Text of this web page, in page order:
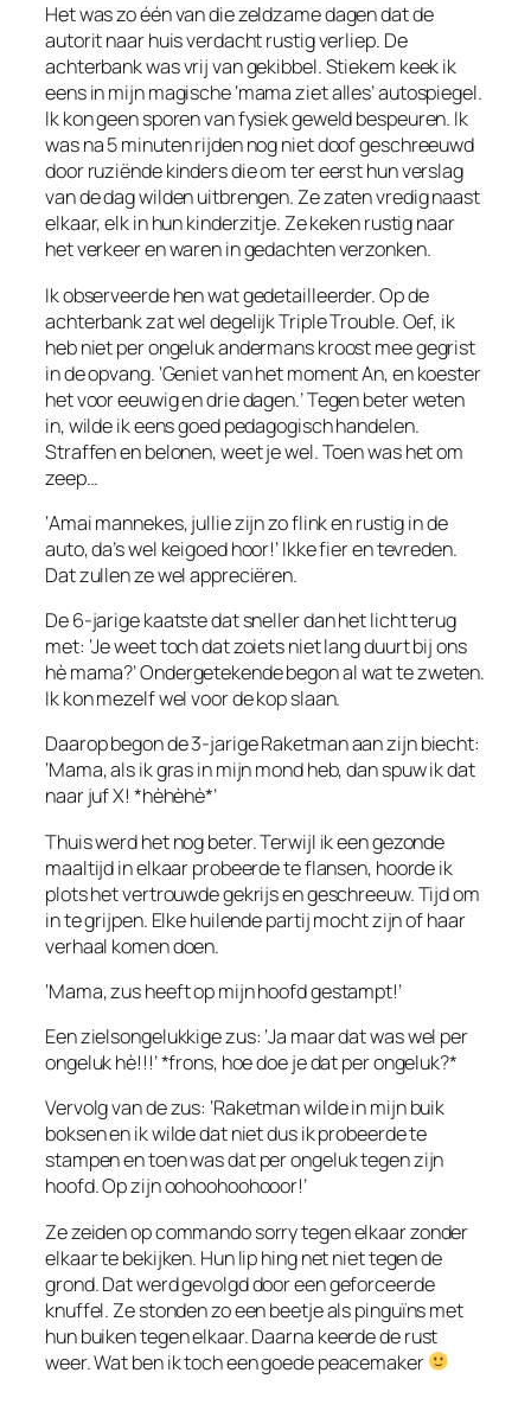
Het was zo één van die zeldzame dagen dat de
autorit naar huis verdacht rustig verliep. De
achterbank was vrij van gekibbel. Stiekem keek ik
eens in mijn magische ‘mama ziet alles’ autospiegel.
Ik kon geen sporen van fysiek geweld bespeuren. Ik
was na 5 minuten rijden nog niet doof geschreeuwd
door ruziënde kinders die om ter eerst hun verslag
van de dag wilden uitbrengen. Ze zaten vredig naast
elkaar, elk in hun kinderzitje. Ze keken rustig naar
het verkeer en waren in gedachten verzonken.
Ik observeerde hen wat gedetailleerder. Op de
achterbank zat wel degelijk Triple Trouble. Oef, ik
heb niet per ongeluk andermans kroost mee gegrist
in de opvang. ‘Geniet van het moment An, en koester
het voor eeuwig en drie dagen.’ Tegen beter weten
in, wilde ik eens goed pedagogisch handelen.
Straffen en belonen, weet je wel. Toen was het om
zeep…
‘Amai mannekes, jullie zijn zo flink en rustig in de
auto, da’s wel keigoed hoor!’ Ikke fier en tevreden.
Dat zullen ze wel appreciëren.
De 6-jarige kaatste dat sneller dan het licht terug
met: ‘Je weet toch dat zoiets niet lang duurt bij ons
hè mama?’ Ondergetekende begon al wat te zweten.
Ik kon mezelf wel voor de kop slaan.
Daarop begon de 3-jarige Raketman aan zijn biecht:
‘Mama, als ik gras in mijn mond heb, dan spuw ik dat
naar juf X! *hèhèhè*’
Thuis werd het nog beter. Terwijl ik een gezonde
maaltijd in elkaar probeerde te flansen, hoorde ik
plots het vertrouwde gekrijs en geschreeuw. Tijd om
in te grijpen. Elke huilende partij mocht zijn of haar
verhaal komen doen.
‘Mama, zus heeft op mijn hoofd gestampt!’
Een zielsongelukkige zus: ‘Ja maar dat was wel per
ongeluk hè!!!’ *frons, hoe doe je dat per ongeluk?*
Vervolg van de zus: ‘Raketman wilde in mijn buik
boksen en ik wilde dat niet dus ik probeerde te
stampen en toen was dat per ongeluk tegen zijn
hoofd. Op zijn oohoohoohooor!’
Ze zeiden op commando sorry tegen elkaar zonder
elkaar te bekijken. Hun lip hing net niet tegen de
grond. Dat werd gevolgd door een geforceerde
knuffel. Ze stonden zo een beetje als pinguïns met
hun buiken tegen elkaar. Daarna keerde de rust
weer. Wat ben ik toch een goede peacemaker